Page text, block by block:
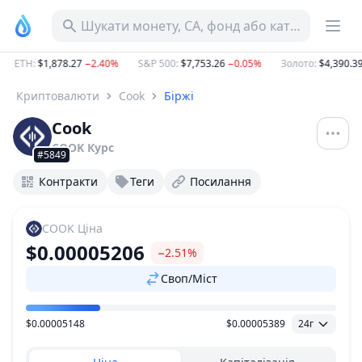
Шукати монету, CA, фонд або категорію
ETH:$1,878.27−2.40% S&P 500:$7,753.26−0.05% Золото:$4,390.39
Криптовалюти Cook Біржі
#5849
Cook
COOK Курс
Контракти Теги Посилання
COOK Ціна
$0.00005206
−2.51%
Своп/Міст
Діапазон цін
$0.00005148 $0.00005389 24г